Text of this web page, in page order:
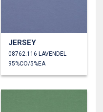
JERSEY
08762.116 LAVENDEL
95%CO/5%EA